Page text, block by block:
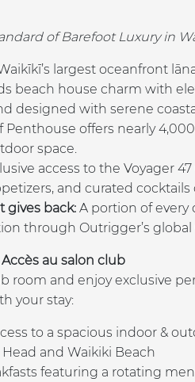
of Barefoot Luxury in
largest oceanfront
beach house charm with
designed with serene
Penthouse offers nearly
space.​
access to the Voyager
and curated
gives back: A portion of
through Outrigger’s global
au salon club
room and enjoy exclusive
your stay:
to a spacious indoor &
and Waikiki Beach
featuring a rotating